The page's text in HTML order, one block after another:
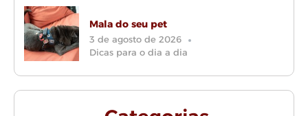
Mala do seu pet
3 de agosto de 2026
Dicas para o dia a dia